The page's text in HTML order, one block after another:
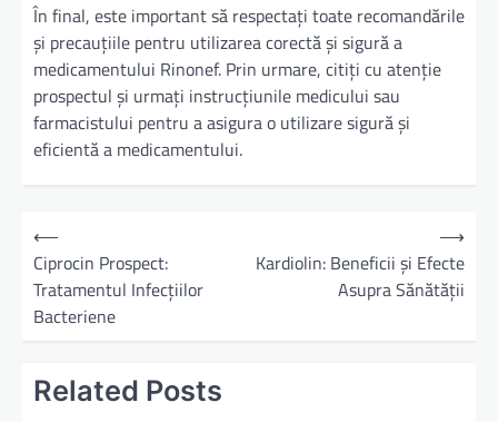
În final, este important să respectați toate recomandările
și precauțiile pentru utilizarea corectă și sigură a
medicamentului Rinonef. Prin urmare, citiți cu atenție
prospectul și urmați instrucțiunile medicului sau
farmacistului pentru a asigura o utilizare sigură și
eficientă a medicamentului.
N⟵
Ciprocin Prospect:
Tratamentul Infecțiilor
Bacteriene
Kardiolin: Beneficii și Efecte
Asupra Sănătății
⟶
Related Posts